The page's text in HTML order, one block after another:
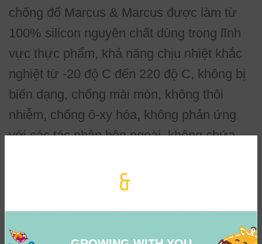
chống đổ Marcus & Marcus được làm từ
100% silicon nguyên chất dùng trong lĩnh
vực thực phẩm, khả năng chịu nhiệt khắc
nghiệt từ -20 độ C đến 220 độ C, không bị
biến dạng, chống mài mòn, không thôi
nhiễm, chống ô-xy hóa, không phản ứng
với các tác nhân bên ngoài, không chứa
Phthalates, …), đảm bảo an toàn tuyệt đối
Với khả năng sử dụng bền lâu, chất liệu